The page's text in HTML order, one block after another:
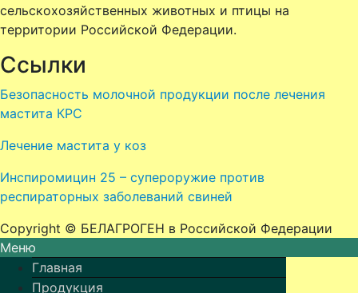
сельскохозяйственных животных и птицы на
территории Российской Федерации.
Ссылки
Безопасность молочной продукции после лечения
мастита КРС
Лечение мастита у коз
Инспиромицин 25 – супероружие против
респираторных заболеваний свиней
Copyright © БЕЛАГРОГЕН в Российской Федерации
Меню
Главная
Продукция